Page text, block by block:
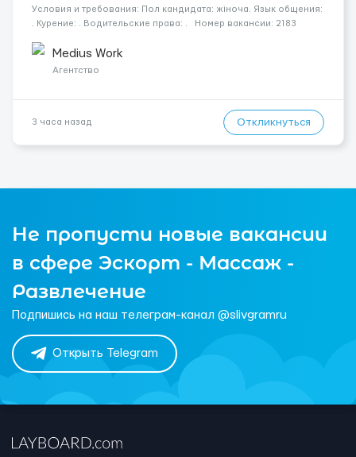
Условия и требования: Пол кандидата: жіноча. Язык общения:
. Курение: . Водительские права: . Номер вакансии: 2183
Укр...Medius Work
Агентство
3 часа назад Откликнуться
Не пропусти новые вакансии
в сфере Эскорт - Массаж -
Развлечение
Подпишись на наш телеграм-канал @slivgramru
Открыть Telegram